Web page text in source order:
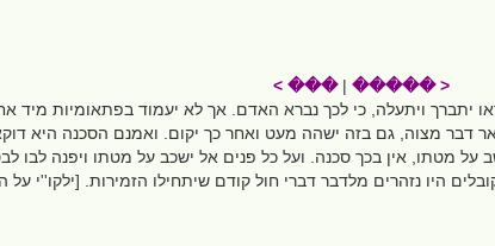
< �����
|
��� >
יתברך ויתעלה, כי לכך נברא האדם. אך לא יעמוד בפתאומיות מיד
דבר מצוה, גם בזה ישהה מעט ואחר כך יקום. ואמנם הסכנה היא
על מטתו, אין בכך סכנה. ועל כל פנים אל ישכב על מטתו ויפנה לבו
היו נזהרים מלדבר דברי חול קודם שיתחילו הזמירות. [ילקו''י על